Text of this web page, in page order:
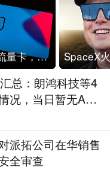
运营商干掉了流量卡，他们真的玩不起了
总：朗鸿科技等4
况，当日暂无A股
情况（表）
派拓公司在华销售
全审查